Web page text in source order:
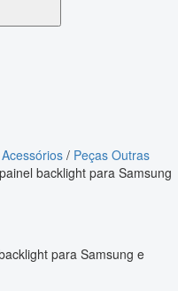
/ Peças Outras
backlight para Samsung